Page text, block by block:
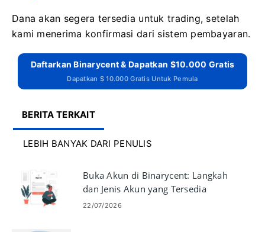
Dana akan segera tersedia untuk trading, setelah
kami menerima konfirmasi dari sistem pembayaran.
Daftarkan Binarycent & Dapatkan $10.000 Gratis
Dapatkan $ 10.000 Gratis Untuk Pemula
BERITA TERKAIT
LEBIH BANYAK DARI PENULIS
Buka Akun di Binarycent: Langkah
dan Jenis Akun yang Tersedia
22/07/2026